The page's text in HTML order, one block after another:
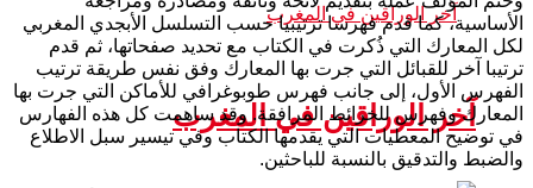
آخر الوراقين في المغرب
الأساسية، كما قدم فهرسا ترتيبيا حسب التسلسل الأبجدي المغربي
لكل المعارك التي ذُكرت في الكتاب مع تحديد صفحاتها، ثم قدم
ترتيبا آخر للقبائل التي جرت بها المعارك وفق نفس طريقة ترتيب
الفهرس الأول، إلى جانب فهرس طوبوغرافي للأماكن التي جرت بها
المعارك وفهرس للخرائط المرافقة. وقد ساهمت كل هذه الفهارس
في توضيح المعطيات التي يقدمها الكتاب وفي تيسير سبل الاطلاع
والضبط والتدقيق بالنسبة للباحثين.